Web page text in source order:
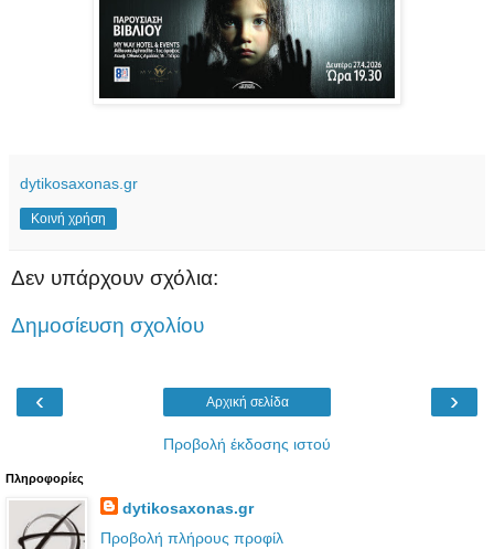
dytikosaxonas.gr
Κοινή χρήση
Δεν υπάρχουν σχόλια:
Δημοσίευση σχολίου
‹ ›
Αρχική σελίδα
Προβολή έκδοσης ιστού
Πληροφορίες
dytikosaxonas.gr
Προβολή πλήρους προφίλ